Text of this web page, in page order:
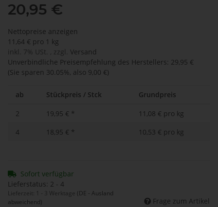
20,95 €
Nettopreise anzeigen
11,64 € pro 1 kg
inkl. 7% USt. , zzgl. Versand
Unverbindliche Preisempfehlung des Herstellers: 29,95 €
(Sie sparen 30.05%, also 9,00 €)
ab Stückpreis / Stck Grundpreis
2 19,95 € *
11,08 € pro kg
4
18,95 € * 10,53 € pro kg
Sofort verfügbar
Lieferstatus: 2 - 4
Lieferzeit: 1 - 3 Werktage (DE - Ausland
abweichend)
Frage zum Artikel